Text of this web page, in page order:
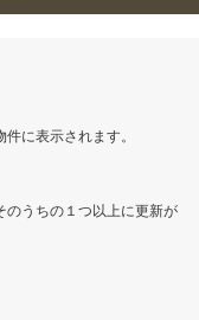
に表示されます。
のうちの１つ以上に更新が